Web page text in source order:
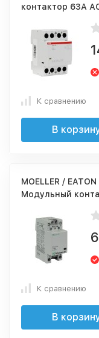
контактор 63А
К сравнению
В
MOELLER /
Модульный
К сравнению
В